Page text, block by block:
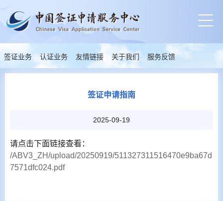
签证业务 认证业务 友情链接 关于我们 服务反馈
签证申请指南
2025-09-19
请点击下面链接查看：
/ABV3_ZH/upload/20250919/511327311516470e9ba67d
7571dfc024.pdf